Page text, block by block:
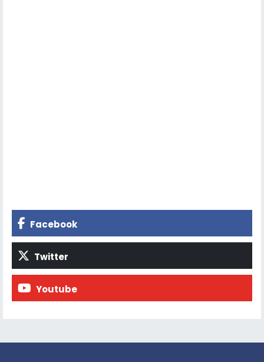
Facebook
Twitter
Youtube